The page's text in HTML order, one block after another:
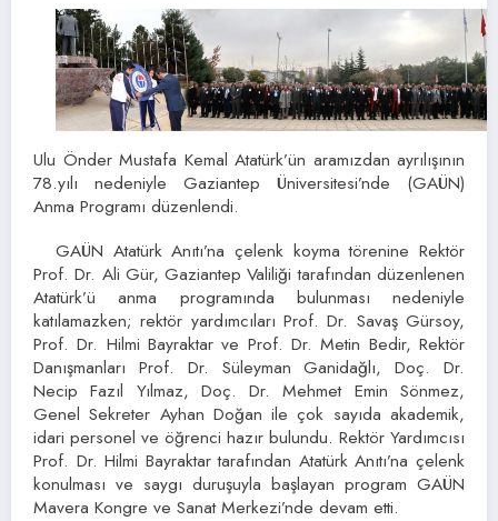
Ulu Önder Mustafa Kemal Atatürk’ün aramızdan ayrılışının
78.yılı nedeniyle Gaziantep Üniversitesi’nde (GAÜN)
Anma Programı düzenlendi.
GAÜN Atatürk Anıtı’na çelenk koyma törenine Rektör
Prof. Dr. Ali Gür, Gaziantep Valiliği tarafından düzenlenen
Atatürk’ü anma programında bulunması nedeniyle
katılamazken; rektör yardımcıları Prof. Dr. Savaş Gürsoy,
Prof. Dr. Hilmi Bayraktar ve Prof. Dr. Metin Bedir, Rektör
Danışmanları Prof. Dr. Süleyman Ganidağlı, Doç. Dr.
Necip Fazıl Yılmaz, Doç. Dr. Mehmet Emin Sönmez,
Genel Sekreter Ayhan Doğan ile çok sayıda akademik,
idari personel ve öğrenci hazır bulundu. Rektör Yardımcısı
Prof. Dr. Hilmi Bayraktar tarafından Atatürk Anıtı’na çelenk
konulması ve saygı duruşuyla başlayan program GAÜN
Mavera Kongre ve Sanat Merkezi’nde devam etti.